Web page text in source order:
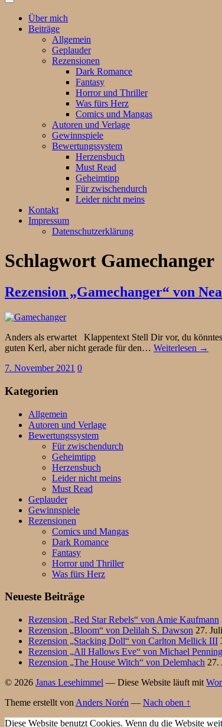
Suchfeld
ein-/ausblenden
Über mich
Beiträge
Allgemein
Geplauder
Rezensionen
Dark Romance
Fantasy
Horror und Thriller
Was fürs Herz
Comics und Mangas
Autoren und Verlage
Gewinnspiele
Bewertungssystem
Herzensbuch
Must Read
Geheimtipp
Für zwischendurch
Leider nicht meins
Kontakt
Impressum
Datenschutzerklärung
Schlagwort Gamechanger
Rezension „Gamechanger“ von
Anders als erwartet Klappentext Stell Dir vor, du
guten Kerl, aber nicht gerade für den… Weiterlesen →
7. November 2021 0
Kategorien
Allgemein
Autoren und Verlage
Bewertungssystem
Für zwischendurch
Geheimtipp
Herzensbuch
Leider nicht meins
Must Read
Geplauder
Gewinnspiele
Rezensionen
Comics und Mangas
Dark Romance
Fantasy
Horror und Thriller
Was fürs Herz
Neueste Beiträge
Rezension „Red Star Rebels“ von Amie Kaufmann
Rezension „Bloom“ von Delilah S. Dawson 27.
Rezension „Stacking Doll“ von Carlton Mellick III
Rezension „All Hallows Eve“ von Michael Penning
Rezension „The House Witch“ von Delemhach 27.
© 2026 Janas Lesehimmel — Diese Website läuft mit
Theme erstellt von Anders Norén — Nach oben ↑
Diese Website benutzt Cookies. Wenn du die Website